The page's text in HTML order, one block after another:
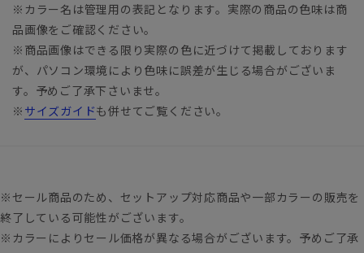
※カラー名は管理用の表記となります。実際の商品の色味は商
品画像をご確認ください。
※商品画像はできる限り実際の色に近づけて掲載しております
が、パソコン環境により色味に誤差が生じる場合がございま
す。予めご了承下さいませ。
※ サイズガイドも併せてご覧ください。
※セール商品のため、セットアップ対応商品や一部カラーの販売を
終了している可能性がございます。
※カラーによりセール価格が異なる場合がございます。予めご了承